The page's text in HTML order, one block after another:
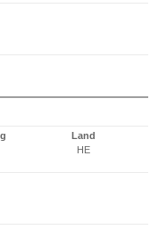
Land
HE